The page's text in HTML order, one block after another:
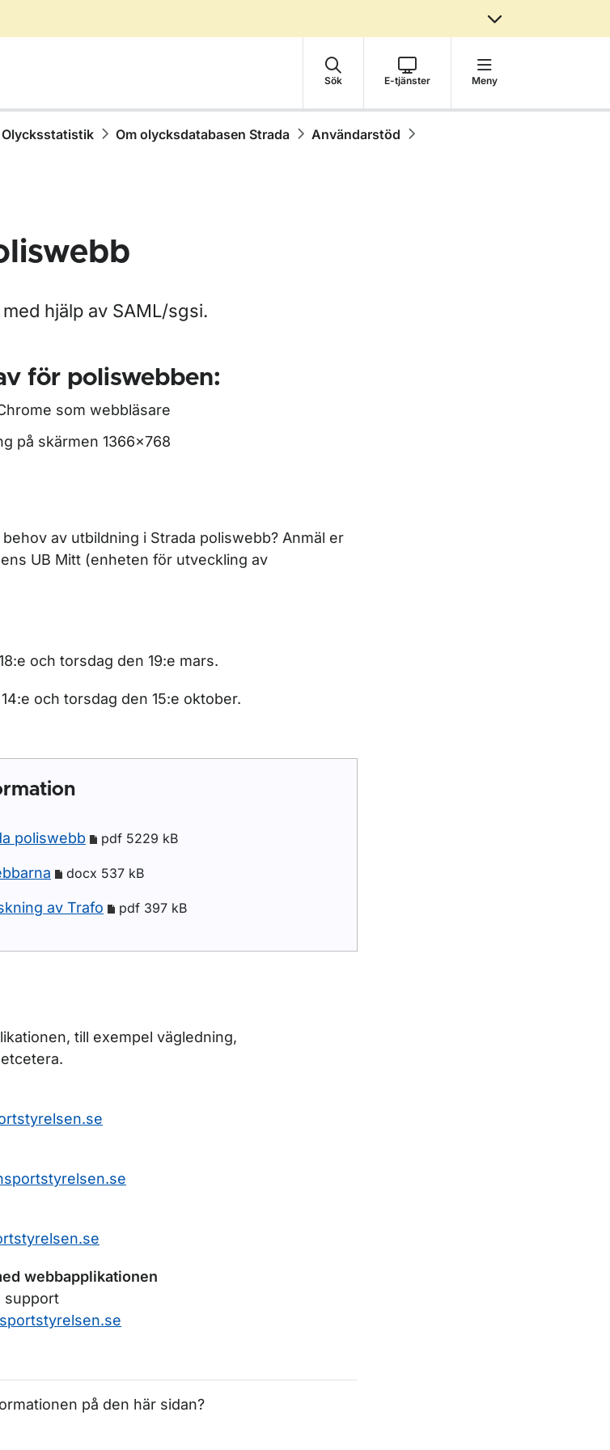
Sök E-tjänster Meny
Olycksstatistik Om olycksdatabasen Strada Användarstöd
Strada
statistik
bilar
hjälp av SAML/sgsi.
för poliswebben:
som webbläsare
på skärmen 1366x768
av utbildning i Strada poliswebb? Anmäl er
UB Mitt (enheten för utveckling av
och torsdag den 19:e mars.
och torsdag den 15:e oktober.
poliswebb pdf 5229 kB
docx 537 kB
av Trafo pdf 397 kB
till exempel vägledning,
webbapplikationen
support
på den här sidan?